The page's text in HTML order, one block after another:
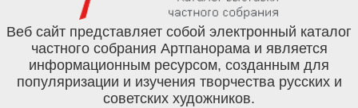
Веб сайт представляет собой электронный каталог
частного собрания Артпанорама и является
информационным ресурсом, созданным для
популяризации и изучения творчества русских и
советских художников.